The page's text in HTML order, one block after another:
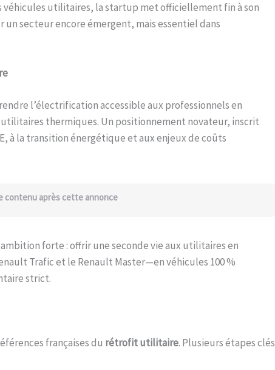
utilitaires, la startup met officiellement fin à son
secteur encore émergent, mais essentiel dans
l’électrification accessible aux professionnels en
thermiques. Un positionnement novateur, inscrit
à la transition énergétique et aux enjeux de coûts
contenu après cette annonce
forte : offrir une seconde vie aux utilitaires en
Trafic et le Renault Master—en véhicules 100 %
strict.
françaises du rétrofit utilitaire. Plusieurs étapes clés